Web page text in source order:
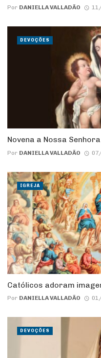
Por DANIELLA VALLADÃO
Novena a Nossa
Por DANIELLA VALLADÃO
DEVOÇÕES
Católicos adoram
Por DANIELLA VALLADÃO
IGREJA
DEVOÇÕES